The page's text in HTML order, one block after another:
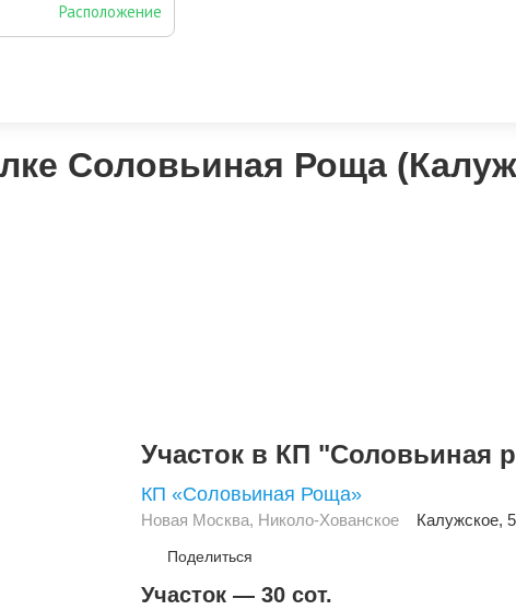
Расположение
Соловьиная Роща
Участок в КП "Соловьиная
КП «Соловьиная Роща»
Новая Москва, Николо-Хованское Калужское,
Поделиться
Участок — 30 сот.